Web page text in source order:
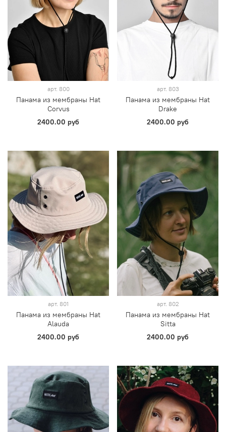
арт. 800
Панама из мембраны Hat
Corvus
2400.00 руб
арт. 803
Панама из мембраны Hat
Drake
2400.00 руб
арт. 801
Панама из мембраны Hat
Alauda
2400.00 руб
арт. 802
Панама из мембраны Hat
Sitta
2400.00 руб